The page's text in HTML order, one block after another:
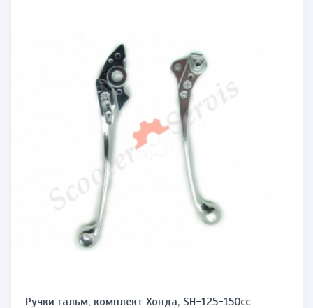
Ручки гальм, комплект Хонда, SH-125-150cc